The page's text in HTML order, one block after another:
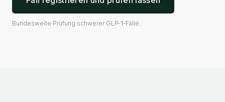
Bundesweite Prüfung schwerer GLP-1-Fälle.